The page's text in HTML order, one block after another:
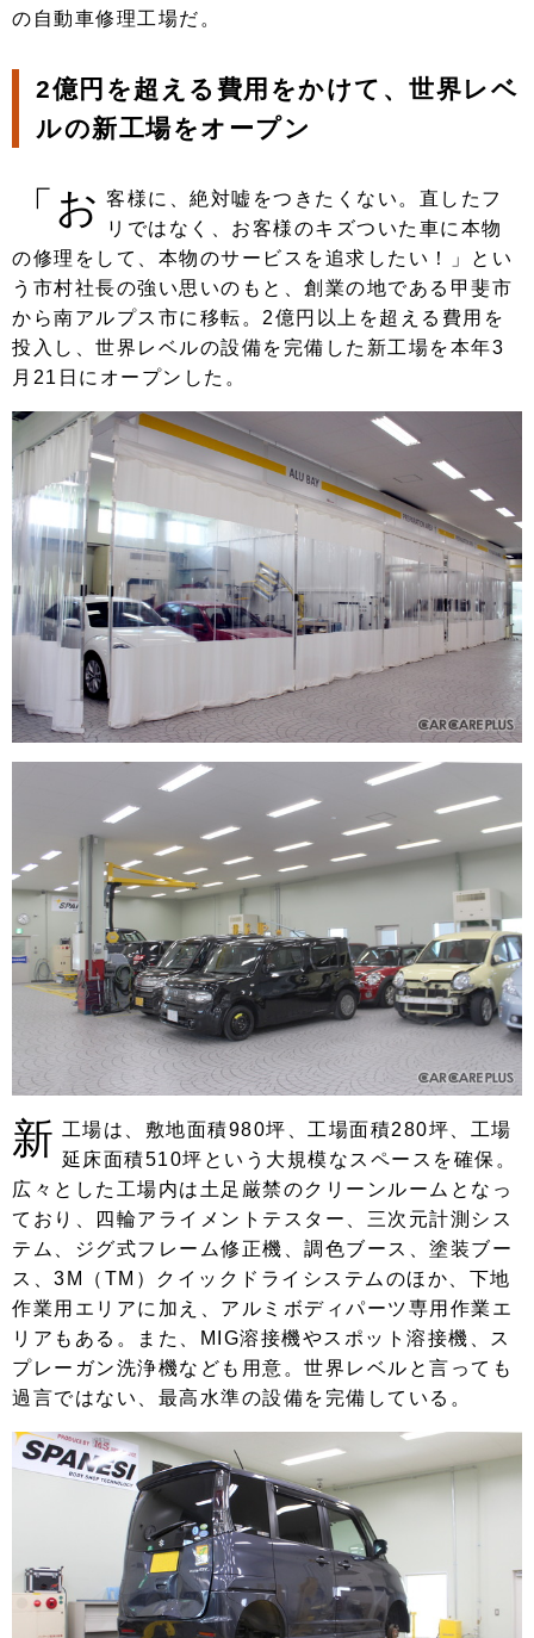
の自動車修理工場だ。
2億円を超える費用をかけて、世界レベ
ルの新工場をオープン
「お 客様に、絶対嘘をつきたくない。直したフ
リではなく、お客様のキズついた車に本物
の修理をして、本物のサービスを追求したい！」とい
う市村社長の強い思いのもと、創業の地である甲斐市
から南アルプス市に移転。2億円以上を超える費用を
投入し、世界レベルの設備を完備した新工場を本年3
月21日にオープンした。
新 工場は、敷地面積980坪、工場面積280坪、工場
延床面積510坪という大規模なスペースを確保。
広々とした工場内は土足厳禁のクリーンルームとなっ
ており、四輪アライメントテスター、三次元計測シス
テム、ジグ式フレーム修正機、調色ブース、塗装ブー
ス、3M（TM）クイックドライシステムのほか、下地
作業用エリアに加え、アルミボディパーツ専用作業エ
リアもある。また、MIG溶接機やスポット溶接機、ス
プレーガン洗浄機なども用意。世界レベルと言っても
過言ではない、最高水準の設備を完備している。